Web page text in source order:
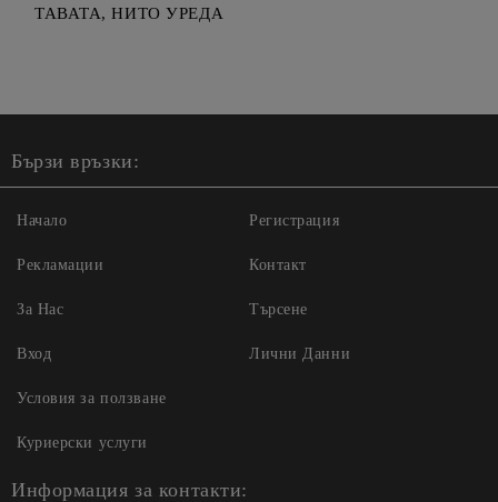
ТАВАТА, НИТО УРЕДA
Бързи връзки:
Начало
Рекламации
За Нас
Вход
Регистрация
Контакт
Търсене
Лични Данни
Условия за ползване
Куриерски услуги
Информация за контакти: